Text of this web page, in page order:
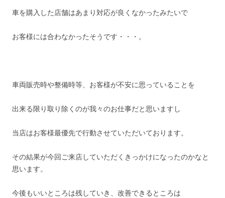
車を購入した店舗はあまり対応が良くなかったみたいで
お客様には合わなかったそうです・・・。
車両販売時や整備時等、お客様が不安に思っていることを
出来る限り取り除くのが我々のお仕事だと思いますし
当店はお客様最優先で行動させていただいております。
その結果が今回ご来店していただくきっかけになったのかなと
思います。
今後もいいところは残していき、改善できるところは